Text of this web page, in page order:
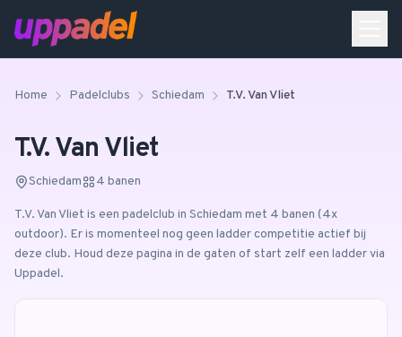
Home Padelclubs Schiedam T.V. Van Vliet
T.V. Van Vliet
Schiedam 4 banen
T.V. Van Vliet is een padelclub in Schiedam met 4 banen (4x
outdoor). Er is momenteel nog geen ladder competitie actief bij
deze club. Houd deze pagina in de gaten of start zelf een ladder via
Uppadel.